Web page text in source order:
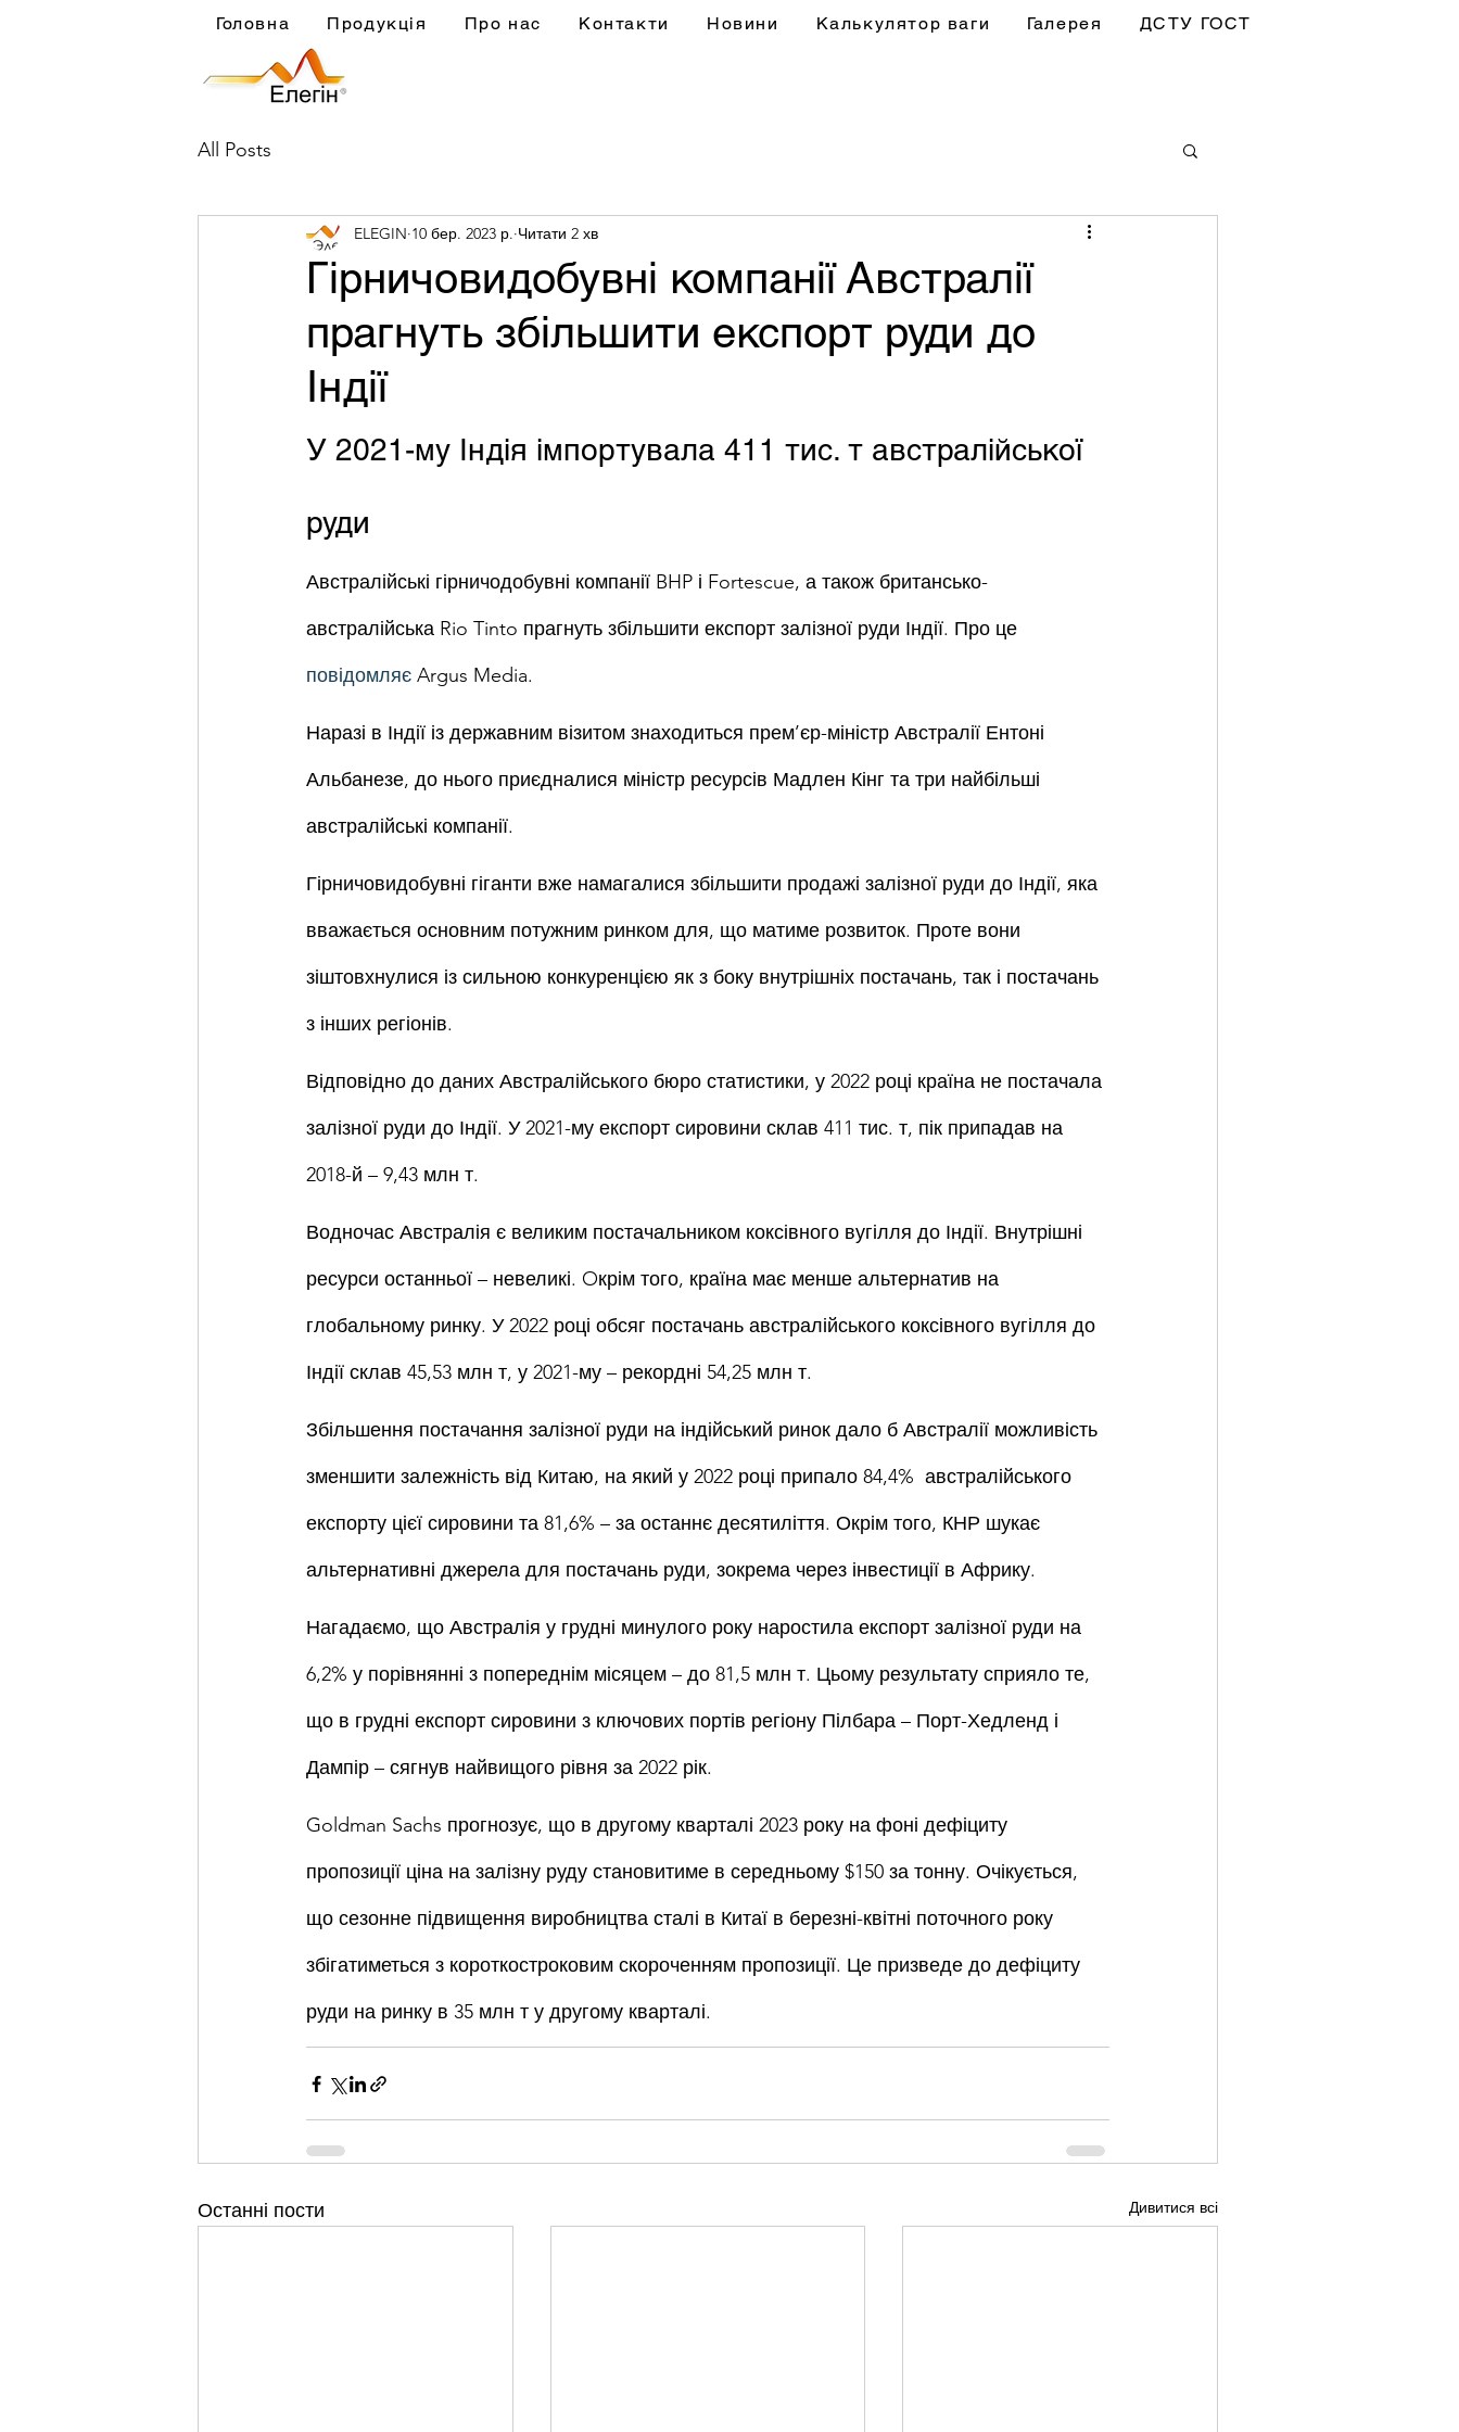
Головна Продукція Про нас Контакти Новини Калькулятор ваги Галерея ДСТУ ГОСТ
All Posts
Гірничовидобувні компанії Австралії
прагнуть збільшити експорт руди до
Індії
ELEGIN 10 бер. 2023 р. Читати 2 хв
У 2021-му Індія імпортувала 411 тис. т австралійської
руди
Австралійські гірничодобувні компанії BHP і Fortescue, а також британсько-
австралійська Rio Tinto прагнуть збільшити експорт залізної руди Індії. Про це
повідомляє Argus Media.
Наразі в Індії із державним візитом знаходиться прем’єр-міністр Австралії Ентоні
Альбанезе, до нього приєдналися міністр ресурсів Мадлен Кінг та три найбільші
австралійські компанії.
Гірничовидобувні гіганти вже намагалися збільшити продажі залізної руди до Індії, яка
вважається основним потужним ринком для, що матиме розвиток. Проте вони
зіштовхнулися із сильною конкуренцією як з боку внутрішніх постачань, так і постачань
з інших регіонів.
Відповідно до даних Австралійського бюро статистики, у 2022 році країна не постачала
залізної руди до Індії. У 2021-му експорт сировини склав 411 тис. т, пік припадав на
2018-й – 9,43 млн т.
Водночас Австралія є великим постачальником коксівного вугілля до Індії. Внутрішні
ресурси останньої – невеликі. Oкрім того, країна має менше альтернатив на
глобальному ринку. У 2022 році обсяг постачань австралійського коксівного вугілля до
Індії склав 45,53 млн т, у 2021-му – рекордні 54,25 млн т.
Збільшення постачання залізної руди на індійський ринок дало б Австралії можливість
зменшити залежність від Китаю, на який у 2022 році припало 84,4%  австралійського
експорту цієї сировини та 81,6% – за останнє десятиліття. Окрім того, КНР шукає
альтернативні джерела для постачань руди, зокрема через інвестиції в Африку.
Нагадаємо, що Австралія у грудні минулого року наростила експорт залізної руди на
6,2% у порівнянні з попереднім місяцем – до 81,5 млн т. Цьому результату сприяло те,
що в грудні експорт сировини з ключових портів регіону Пілбара – Порт-Хедленд і
Дампір – сягнув найвищого рівня за 2022 рік.
Goldman Sachs прогнозує, що в другому кварталі 2023 року на фоні дефіциту
пропозиції ціна на залізну руду становитиме в середньому $150 за тонну. Очікується,
що сезонне підвищення виробництва сталі в Китаї в березні-квітні поточного року
збігатиметься з короткостроковим скороченням пропозиції. Це призведе до дефіциту
руди на ринку в 35 млн т у другому кварталі.
Останні пости Дивитися всі